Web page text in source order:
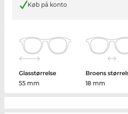
Køb på konto
Glasstørrelse
55 mm
Broens
18 mm